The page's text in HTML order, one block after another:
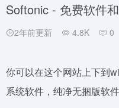
Softonic - 免费软件
2年前更新 4.8K 0
你可以在这个网站上下到
系统软件，纯净无捆版软件